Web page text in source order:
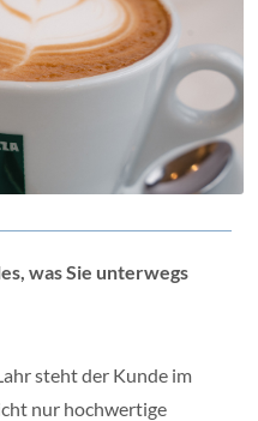
was Sie unterwegs
steht der Kunde im
nur hochwertige